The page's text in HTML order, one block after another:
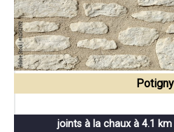
Potigny
joints à la chaux à 4.1